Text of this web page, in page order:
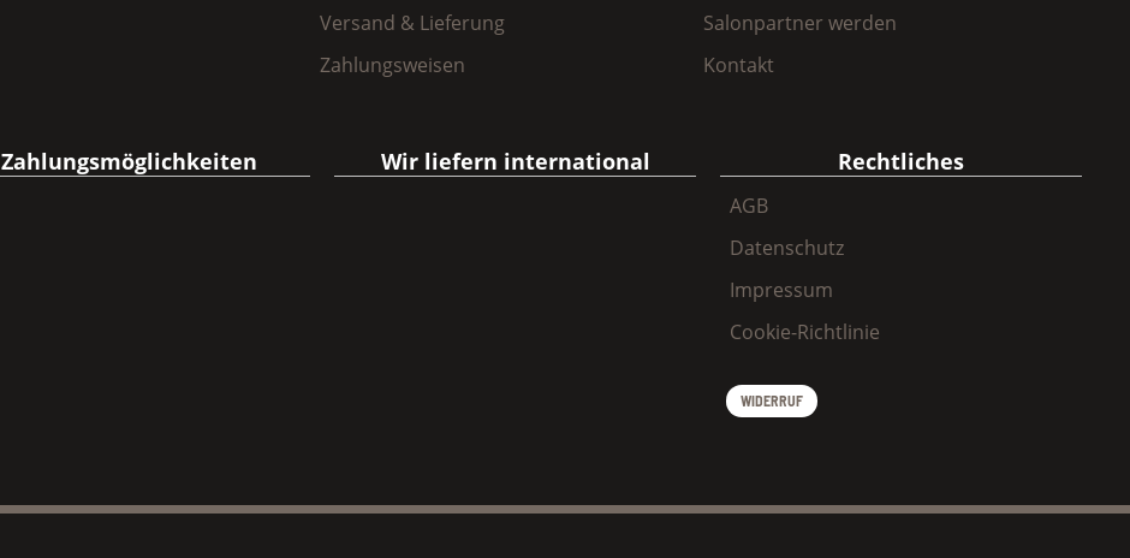
Versand & Lieferung
Zahlungsweisen
Salonpartner werden
Kontakt
Zahlungsmöglichkeiten Wir liefern international Rechtliches
AGB
Datenschutz
Impressum
Cookie-Richtlinie
WIDERRUF